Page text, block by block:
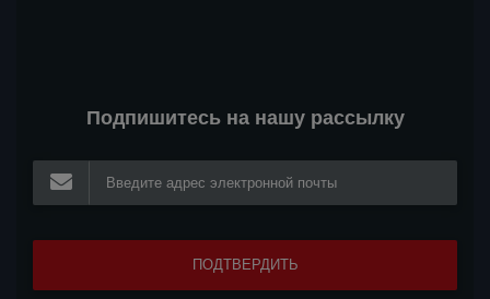
Подпишитесь на нашу рассылку